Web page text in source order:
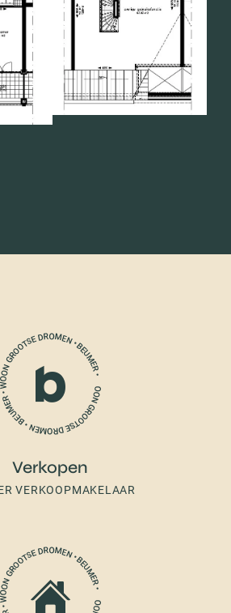
Verkopen
VERKOOPMAKELAAR